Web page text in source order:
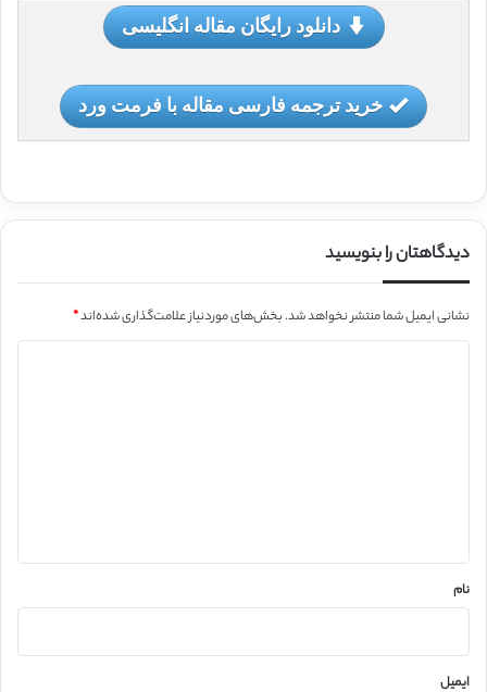
دانلود رایگان مقاله انگلیسی
خرید ترجمه فارسی مقاله با فرمت ورد
دیدگاهتان را بنویسید
نشانی ایمیل شما منتشر نخواهد شد.بخش‌های موردنیاز علامت‌گذاری شده‌اند*
نام
ایمیل